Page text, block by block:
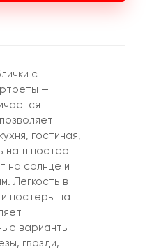
с
—
гостиная,
наш постер
на солнце и
Легкость в
постеры на
варианты
гвозди,